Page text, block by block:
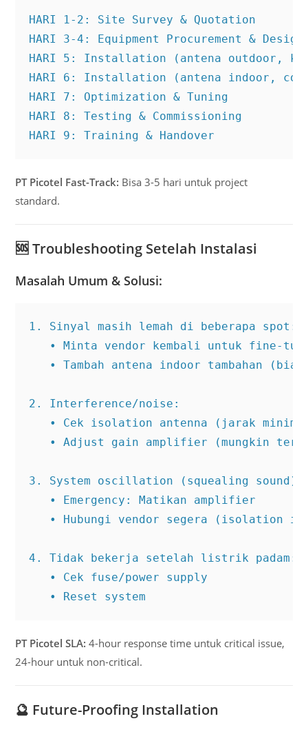
HARI 1-2: Site Survey & Quotation
HARI 3-4: Equipment Procurement &
HARI 5: Installation (antena outdoor,
HARI 6: Installation (antena indoor,
HARI 7: Optimization & Tuning
HARI 8: Testing & Commissioning
HARI 9: Training & Handover
PT Picotel Fast-Track: Bisa 3-5 hari untuk project
standard.
🆘Troubleshooting Setelah Instalasi
Masalah Umum & Solusi:
1. Sinyal masih lemah di beberapa spot:
• Minta vendor kembali untuk fine-
• Tambah antena indoor tambahan
2. Interference/noise:
• Cek isolation antenna (jarak
• Adjust gain amplifier (mungkin
3. System oscillation (squealing sound):
   • Emergency: Matikan amplifier
• Hubungi vendor segera (isolation
4. Tidak bekerja setelah listrik padam:
   • Cek fuse/power supply
   • Reset system
PT Picotel SLA: 4-hour response time untuk critical issue,
24-hour untuk non-critical.
🔮 Future-Proofing Installation